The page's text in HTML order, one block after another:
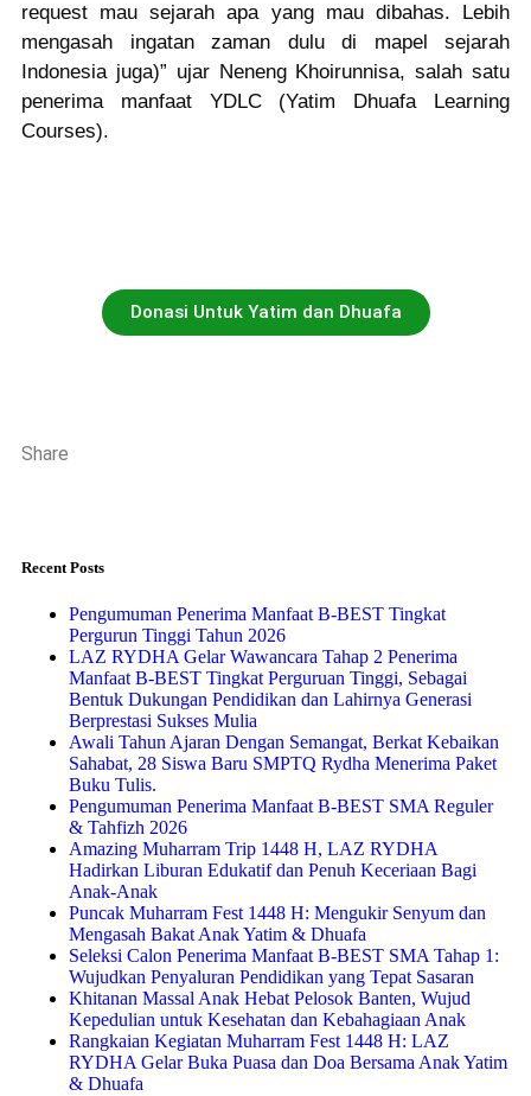
request mau sejarah apa yang mau dibahas. Lebih
mengasah ingatan zaman dulu di mapel sejarah
Indonesia juga)” ujar Neneng Khoirunnisa, salah satu
penerima manfaat YDLC (Yatim Dhuafa Learning
Courses).
Donasi Untuk Yatim dan Dhuafa
Share
Recent Posts
Pengumuman Penerima Manfaat B-BEST Tingkat
Pergurun Tinggi Tahun 2026
LAZ RYDHA Gelar Wawancara Tahap 2 Penerima
Manfaat B-BEST Tingkat Perguruan Tinggi, Sebagai
Bentuk Dukungan Pendidikan dan Lahirnya Generasi
Berprestasi Sukses Mulia
Awali Tahun Ajaran Dengan Semangat, Berkat Kebaikan
Sahabat, 28 Siswa Baru SMPTQ Rydha Menerima Paket
Buku Tulis.
Pengumuman Penerima Manfaat B-BEST SMA Reguler
& Tahfizh 2026
Amazing Muharram Trip 1448 H, LAZ RYDHA
Hadirkan Liburan Edukatif dan Penuh Keceriaan Bagi
Anak-Anak
Puncak Muharram Fest 1448 H: Mengukir Senyum dan
Mengasah Bakat Anak Yatim & Dhuafa
Seleksi Calon Penerima Manfaat B-BEST SMA Tahap 1:
Wujudkan Penyaluran Pendidikan yang Tepat Sasaran
Khitanan Massal Anak Hebat Pelosok Banten, Wujud
Kepedulian untuk Kesehatan dan Kebahagiaan Anak
Rangkaian Kegiatan Muharram Fest 1448 H: LAZ
RYDHA Gelar Buka Puasa dan Doa Bersama Anak Yatim
& Dhuafa